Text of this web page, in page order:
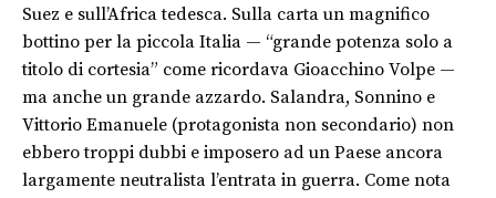
Suez e sull’Africa tedesca. Sulla carta un magnifico
bottino per la piccola Italia — “grande potenza solo a
titolo di cortesia” come ricordava Gioacchino Volpe —
ma anche un grande azzardo. Salandra, Sonnino e
Vittorio Emanuele (protagonista non secondario) non
ebbero troppi dubbi e imposero ad un Paese ancora
largamente neutralista l’entrata in guerra. Come nota